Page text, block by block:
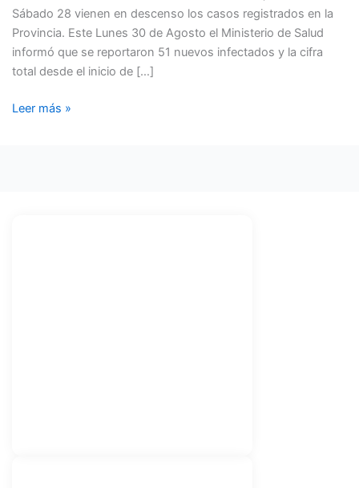
Sábado 28 vienen en descenso los casos registrados en la
Provincia. Este Lunes 30 de Agosto el Ministerio de Salud
informó que se reportaron 51 nuevos infectados y la cifra
total desde el inicio de […]
SE
REGISTRARON
51
INFECTADOS
2Leer más »